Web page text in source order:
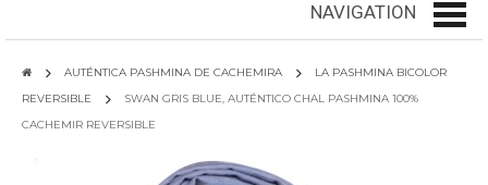
NAVIGATION
AUTÉNTICA PASHMINA DE CACHEMIRA
LA PASHMINA BICOLOR
REVERSIBLE
SWAN GRIS BLUE, AUTÉNTICO CHAL PASHMINA 100%
CACHEMIR REVERSIBLE